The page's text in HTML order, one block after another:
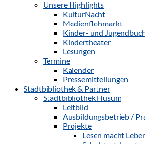
Unsere Highlights
KulturNacht
Medienflohmarkt
Kinder- und
Kindertheater
Lesungen
Termine
Kalender
Pressemitteilungen
Stadtbibliothek & Partner
Stadtbibliothek Husum
Leitbild
Ausbildungsbetrieb /
Projekte
Lesen macht